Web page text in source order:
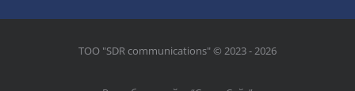
ТОО "SDR communications" © 2023 - 2026